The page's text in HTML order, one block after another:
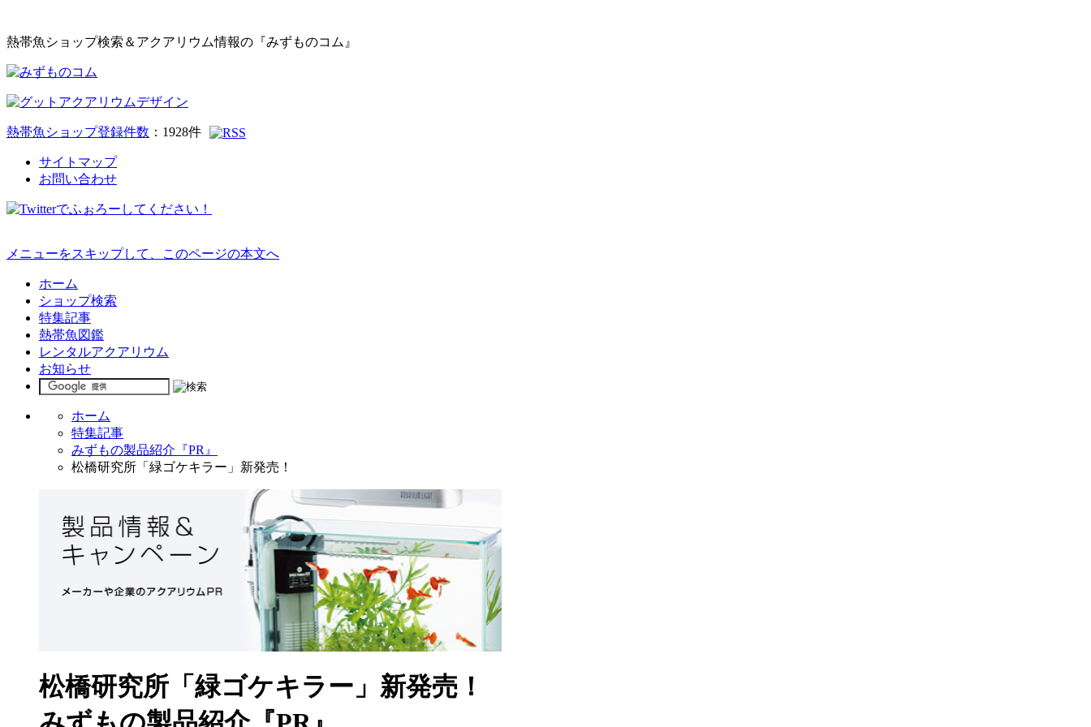
熱帯魚ショップ検索＆アクアリウム情報の『みずものコム』
熱帯魚ショップ登録件数 ： 1928件
サイトマップ
お問い合わせ
メニューをスキップして、このページの本文へ
ホーム
ショップ検索
特集記事
熱帯魚図鑑
レンタルアクアリウム
お知らせ
ホーム
特集記事
みずもの製品紹介『PR』
松橋研究所「緑ゴケキラー」新発売！
松橋研究所「緑ゴケキラー」新発売！